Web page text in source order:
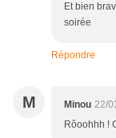
Et bien
soirée
Répondre
M Minou 22/
Rôoohhh !